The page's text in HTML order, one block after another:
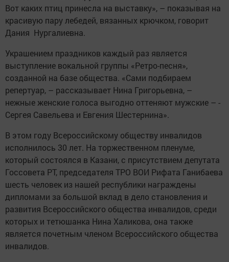
Вот каких птиц принесла на выставку», – показывая на
красивую пару лебедей, вязанных крючком, говорит
Дания Нургалиевна.
Украшением праздников каждый раз является
выступление вокальной группы «Рет­ро-песня»,
созданной на базе общества. «Сами подбираем
репертуар, – рассказывает Нина Григорьевна, –
нежные женские голоса выгодно оттеняют мужские – ­
Сергея Савельева и ­Евгения Шестернина».
В этом году Всероссийскому обществу инвалидов
исполнилось 30 лет. На торжественном пленуме,
который состоялся в Казани, с присутствием депутата
Госсовета РТ, председателя ТРО ВОИ Рифата Ганибаева
шесть человек из нашей республики награждены
дипломами за большой вклад в дело становления и
развития Всероссийского общес­тва инвалидов, среди
которых и тетюшанка Нина Халикова, она также
является почетным членом Всероссийского общества
инвалидов.